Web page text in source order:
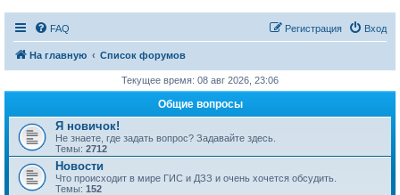
FAQ Вход
Регистрация
На главную Список форумов
Текущее время: 08 авг 2026, 23:06
Общие вопросы
Я новичок!
Не знаете, где задать вопрос? Задавайте здесь.
Темы: 2712
Новости
Что происходит в мире ГИС и ДЗЗ и очень хочется обсудить.
Темы: 152